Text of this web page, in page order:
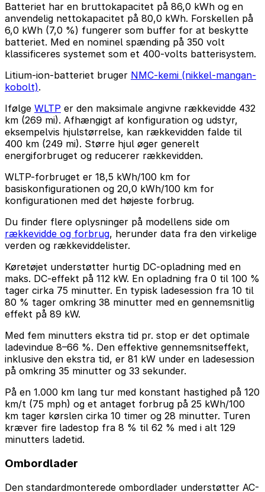
Batteriet har en bruttokapacitet på 86,0 kWh og en
anvendelig nettokapacitet på 80,0 kWh. Forskellen på
6,0 kWh (7,0 %) fungerer som buffer for at beskytte
batteriet. Med en nominel spænding på 350 volt
klassificeres systemet som et 400-volts batterisystem.
Litium-ion-batteriet bruger NMC-kemi (nikkel-mangan-
kobolt).
Ifølge WLTP er den maksimale angivne rækkevidde 432
km (269 mi). Afhængigt af konfiguration og udstyr,
eksempelvis hjulstørrelse, kan rækkevidden falde til
400 km (249 mi). Større hjul øger generelt
energiforbruget og reducerer rækkevidden.
WLTP-forbruget er 18,5 kWh/100 km for
basiskonfigurationen og 20,0 kWh/100 km for
konfigurationen med det højeste forbrug.
Du finder flere oplysninger på modellens side om
rækkevidde og forbrug, herunder data fra den virkelige
verden og rækkeviddelister.
Køretøjet understøtter hurtig DC-opladning med en
maks. DC-effekt på 112 kW. En opladning fra 0 til 100 %
tager cirka 75 minutter. En typisk ladesession fra 10 til
80 % tager omkring 38 minutter med en gennemsnitlig
effekt på 89 kW.
Med fem minutters ekstra tid pr. stop er det optimale
ladevindue 8–66 %. Den effektive gennemsnitseffekt,
inklusive den ekstra tid, er 81 kW under en ladesession
på omkring 35 minutter og 33 sekunder.
På en 1.000 km lang tur med konstant hastighed på 120
km/t (75 mph) og et antaget forbrug på 25 kWh/100
km tager kørslen cirka 10 timer og 28 minutter. Turen
kræver fire ladestop fra 8 % til 62 % med i alt 129
minutters ladetid.
Ombordlader
Den standardmonterede ombordlader understøtter AC-